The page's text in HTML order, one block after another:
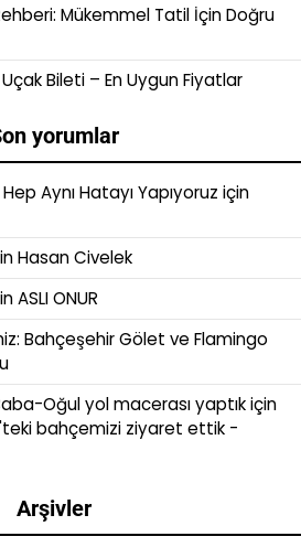
Mükemmel Tatil İçin Doğru
Bileti – En Uygun Fiyatlar
yorumlar
Aynı Hatayı Yapıyoruz için
Hasan Civelek
ASLI ONUR
Bahçeşehir Gölet ve Flamingo
Oğul yol macerası yaptıkiçin
bahçemizi ziyaret ettik -
Arşivler